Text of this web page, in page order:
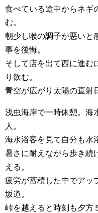
食べている途中からネギ
む。
朝少し喉の調子が悪いと
事を後悔。
そして店を出て西に進む
り飲む。
青空が広がり太陽の直射
浅虫海岸で一時休憩。海
人。
海水浴客を見て自分も
暑さに耐えながら歩き続
える。
疲労が蓄積した中でアッ
坂道。
峠を越えると時刻も夕方